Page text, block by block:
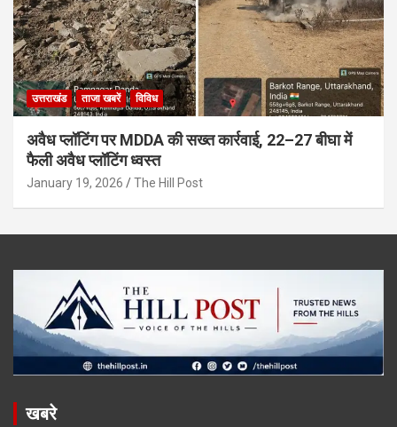
उत्तराखंड ताजा खबरें विविध
अवैध प्लॉटिंग पर MDDA की सख्त कार्रवाई, 22–27 बीघा में
फैली अवैध प्लॉटिंग ध्वस्त
January 19, 2026 The Hill Post
खबरे